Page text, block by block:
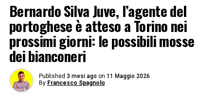
Bernardo Silva Juve, l’agente del
portoghese è atteso a Torino nei
prossimi giorni: le possibili mosse
dei bianconeri
Published 3 mesi ago on 11 Maggio 2026
By Francesco Spagnolo